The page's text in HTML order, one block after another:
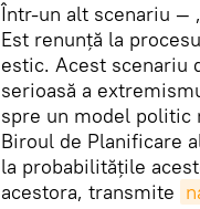
Într-un alt scenariu —
Est renunţă la
estic. Acest scenariu
serioasă a
spre un model politic
Biroul de Planificare
la probabilităţile
acestora, transmite